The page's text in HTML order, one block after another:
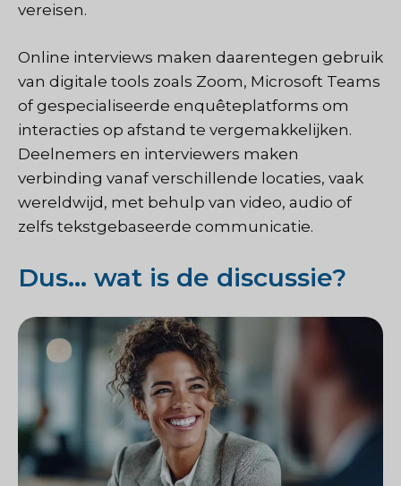
vereisen.
Online interviews maken daarentegen gebruik
van digitale tools zoals Zoom, Microsoft Teams
of gespecialiseerde enquêteplatforms om
interacties op afstand te vergemakkelijken.
Deelnemers en interviewers maken
verbinding vanaf verschillende locaties, vaak
wereldwijd, met behulp van video, audio of
zelfs tekstgebaseerde communicatie.
Dus... wat is de discussie?